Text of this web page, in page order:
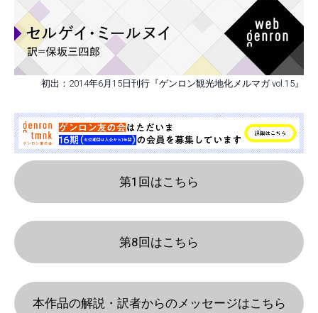
初出：2014年6月15日刊行『ゲンロン観光地化メルマガ vol.15』
第1回はこちら
第8回はこちら
本作品の解説・訳者からのメッセージはこちら